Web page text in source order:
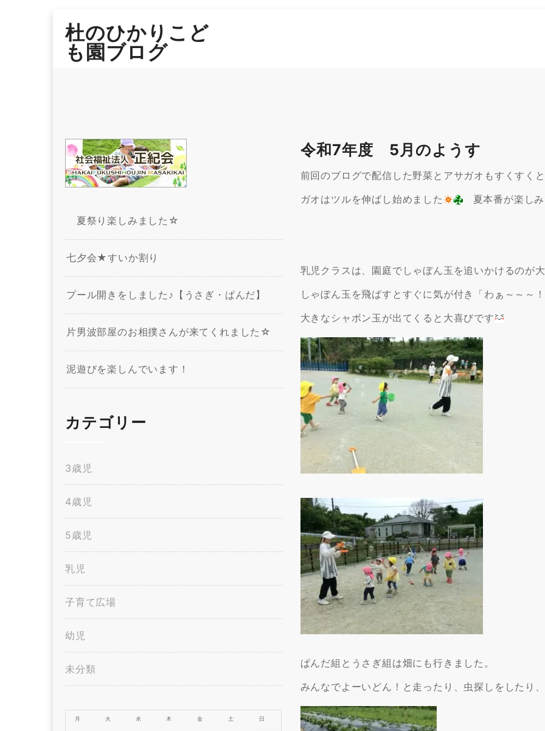
content
杜のひかりこど
も園ブログ
令和7年度 5月のようす
前回のブログで配信した野菜とアサガオもすくすく
ガオはツルを伸ばし始めました
夏本番が楽しみ
乳児クラスは、園庭でしゃぼん玉を追いかけるのが
しゃぼん玉を飛ばすとすぐに気が付き「わぁ～～～
大きなシャボン玉が出てくると大喜びです
ぱんだ組とうさぎ組は畑にも行きました。
みんなでよーいどん！と走ったり、虫探しをしたり、
夏祭り楽しみました☆
七夕会★すいか割り
プール開きをしました♪【うさぎ・ぱんだ】
片男波部屋のお相撲さんが来てくれました☆
泥遊びを楽しんでいます！
カテゴリー
3歳児
4歳児
5歳児
乳児
子育て広場
幼児
未分類
月 火 水 木 金 土 日